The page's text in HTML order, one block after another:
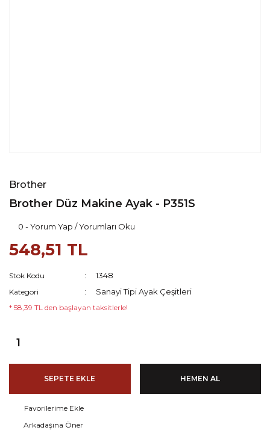
Brother
Brother Düz Makine Ayak - P351S
0 - Yorum Yap / Yorumları Oku
548,51 TL
Stok Kodu 1348
Kategori Sanayi Tipi Ayak Çeşitleri
* 58,39 TL den başlayan taksitlerle!
SEPETE EKLE HEMEN AL
Arkadaşına Öner